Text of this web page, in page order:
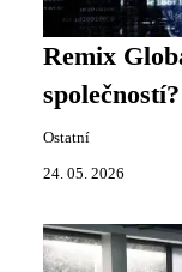
Remix
společností?
Ostatní
24. 05. 2026